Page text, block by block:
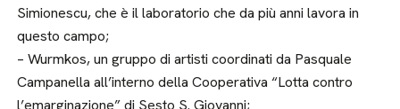
Simionescu, che è il laboratorio che da più anni lavora in
questo campo;
– Wurmkos, un gruppo di artisti coordinati da Pasquale
Campanella all’interno della Cooperativa “Lotta contro
l’emarginazione” di Sesto S. Giovanni;